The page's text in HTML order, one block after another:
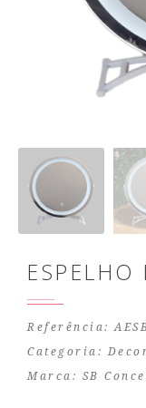
ESPELHO
Referência:
Categoria:
Marca: SB